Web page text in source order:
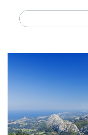
villes...